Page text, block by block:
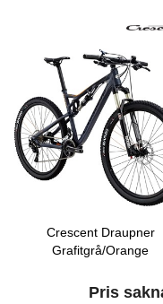
Crescent Draupner
Grafitgrå/Orange
Pris